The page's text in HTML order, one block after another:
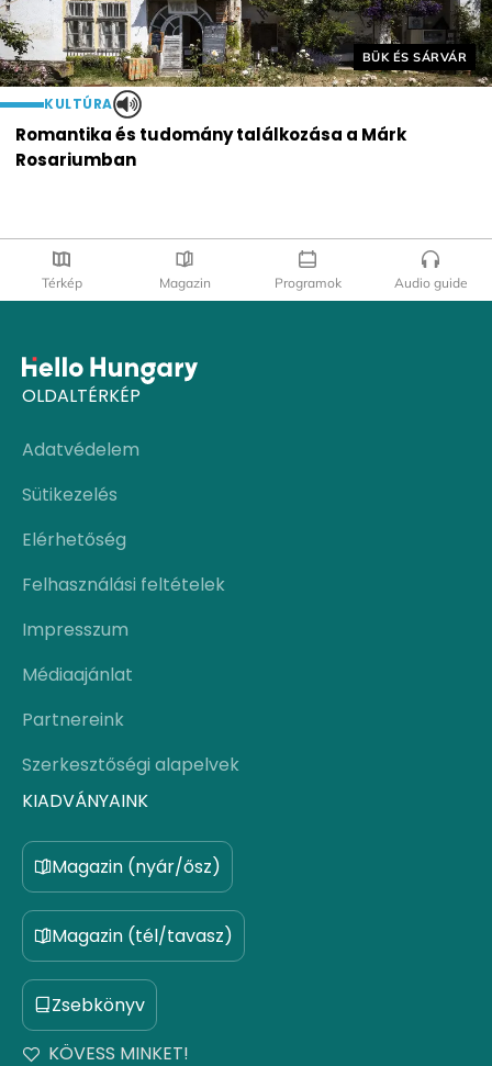
Helyszín címkék:
BÜK ÉS SÁRVÁR
KULTÚRA
Romantika és tudomány találkozása a Márk
Rosariumban
Térkép Magazin Programok Audio guide
OLDALTÉRKÉP
Adatvédelem
Sütikezelés
Elérhetőség
Felhasználási feltételek
Impresszum
Médiaajánlat
Partnereink
Szerkesztőségi alapelvek
KIADVÁNYAINK
Magazin (nyár/ősz)
Magazin (tél/tavasz)
Zsebkönyv
KÖVESS MINKET!